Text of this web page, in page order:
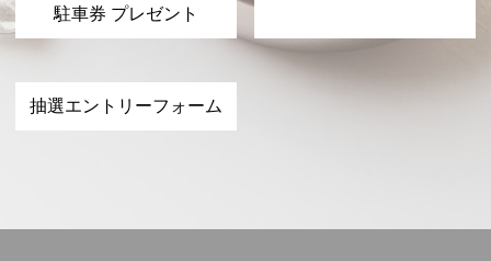
駐車券 プレゼント
抽選エントリーフォーム